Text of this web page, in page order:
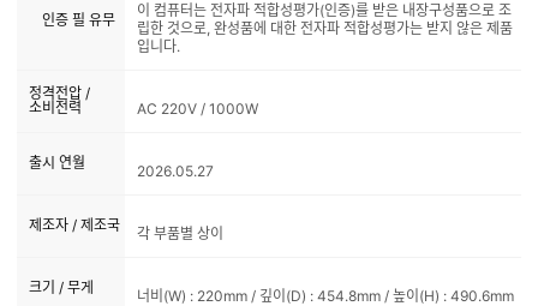
인증 필 유무
이 컴퓨터는 전자파 적합성평가(인증)를 받은 내장구성품으로 조
립한 것으로, 완성품에 대한 전자파 적합성평가는 받지 않은 제품
입니다.
정격전압 /
소비전력
AC 220V / 1000W
출시 연월 2026.05.27
제조자 / 제조국 각 부품별 상이
크기 / 무게 너비(W) : 220mm / 깊이(D) : 454.8mm / 높이(H) : 490.6mm